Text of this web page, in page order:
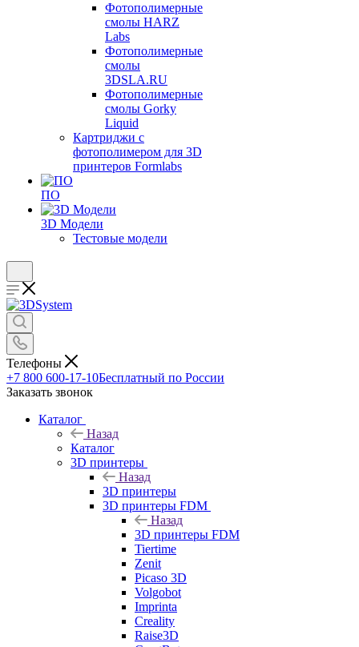
Фотополимерные
смолы HARZ
Labs
Фотополимерные
смолы
3DSLA.RU
Фотополимерные
смолы Gorky
Liquid
Картриджи с
фотополимером для 3D
принтеров Formlabs
ПО
3D Модели
Тестовые модели
Телефоны
+7 800 600-17-10Бесплатный по России
Заказать звонок
Каталог
Назад
Каталог
3D принтеры
Назад
3D принтеры
3D принтеры FDM
Назад
3D принтеры FDM
Tiertime
Zenit
Picaso 3D
Volgobot
Imprinta
Creality
Raise3D